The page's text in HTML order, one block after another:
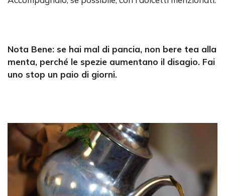
Nota Bene: se hai mal di pancia, non bere tea alla
menta, perché le spezie aumentano il disagio. Fai
uno stop un paio di giorni.